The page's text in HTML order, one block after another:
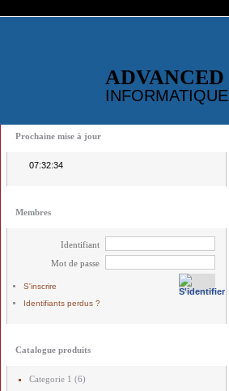
ADVANCED
INFORMATIQUE
Prochaine mise à jour
07:32:33
Membres
Identifiant
Mot de passe
S'inscrire
Identifiants perdus ?
Catalogue produits
Categorie 1 (6)